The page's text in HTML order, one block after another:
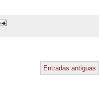
Entradas antiguas